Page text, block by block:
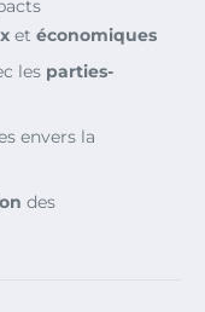
et économiques
les parties-
envers la
des